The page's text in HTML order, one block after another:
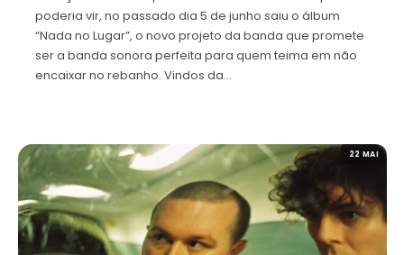
poderia vir, no passado dia 5 de junho saiu o álbum
“Nada no Lugar”, o novo projeto da banda que promete
ser a banda sonora perfeita para quem teima em não
encaixar no rebanho. Vindos da…
22 MAI